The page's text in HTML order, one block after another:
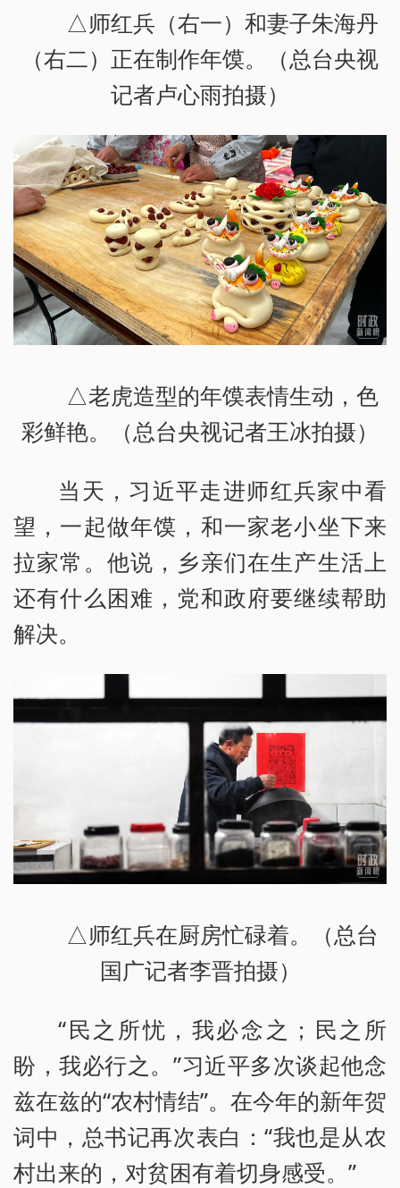
△师红兵（右一）和妻子朱海丹
（右二）正在制作年馍。（总台央视
记者卢心雨拍摄）
△老虎造型的年馍表情生动，色
彩鲜艳。（总台央视记者王冰拍摄）
当天，习近平走进师红兵家中看
望，一起做年馍，和一家老小坐下来
拉家常。他说，乡亲们在生产生活上
还有什么困难，党和政府要继续帮助
解决。
△师红兵在厨房忙碌着。（总台
国广记者李晋拍摄）
“民之所忧，我必念之；民之所
盼，我必行之。”习近平多次谈起他念
兹在兹的“农村情结”。在今年的新年贺
词中，总书记再次表白：“我也是从农
村出来的，对贫困有着切身感受。”